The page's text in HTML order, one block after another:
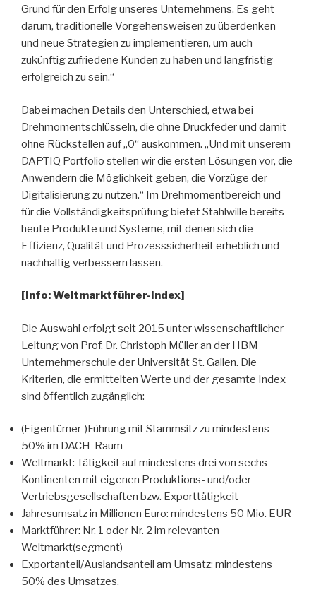
Grund für den Erfolg unseres Unternehmens. Es geht
darum, traditionelle Vorgehensweisen zu überdenken
und neue Strategien zu implementieren, um auch
zukünftig zufriedene Kunden zu haben und langfristig
erfolgreich zu sein.“
Dabei machen Details den Unterschied, etwa bei
Drehmomentschlüsseln, die ohne Druckfeder und damit
ohne Rückstellen auf „0“ auskommen. „Und mit unserem
DAPTIQ Portfolio stellen wir die ersten Lösungen vor, die
Anwendern die Möglichkeit geben, die Vorzüge der
Digitalisierung zu nutzen.“ Im Drehmomentbereich und
für die Vollständigkeitsprüfung bietet Stahlwille bereits
heute Produkte und Systeme, mit denen sich die
Effizienz, Qualität und Prozess­sicherheit erheblich und
nachhaltig verbessern lassen.
[Info: Weltmarktführer-Index]
Die Auswahl erfolgt seit 2015 unter wissenschaftlicher
Leitung von Prof. Dr. Christoph Müller an der HBM
Unternehmerschule der Universität St. Gallen. Die
Kriterien, die ermittelten Werte und der gesamte Index
sind öffentlich zugänglich:
(Eigentümer-)Führung mit Stammsitz zu mindestens
50% im DACH-Raum
Weltmarkt: Tätigkeit auf mindestens drei von sechs
Kontinenten mit eigenen Produktions- und/oder
Vertriebsgesellschaften bzw. Exporttätigkeit
Jahresumsatz in Millionen Euro: mindestens 50 Mio. EUR
Marktführer: Nr. 1 oder Nr. 2 im relevanten
Weltmarkt(segment)
Exportanteil/Auslandsanteil am Umsatz: mindestens
50% des Umsatzes.